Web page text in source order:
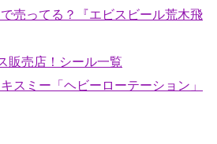
売ってる？『エビスビール荒木飛
販売店！シール一覧
スミー「ヘビーローテーション」